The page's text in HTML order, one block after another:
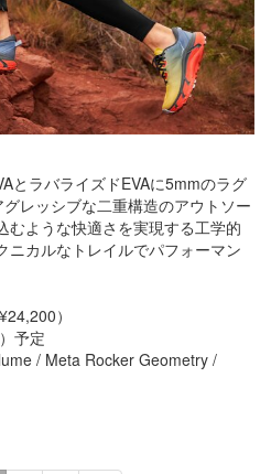
とラバライズドEVAに5mmのラグ
レッシブな二重構造のアウトソー
むような快適さを実現する工学的
ニカルなトレイルでパフォーマン
）
予定
/ Meta Rocker Geometry /